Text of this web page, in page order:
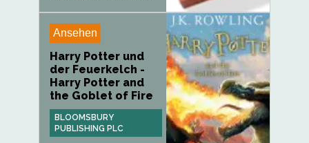
Ansehen
Harry Potter und
der Feuerkelch -
Harry Potter and
the Goblet of Fire
BLOOMSBURY
PUBLISHING PLC